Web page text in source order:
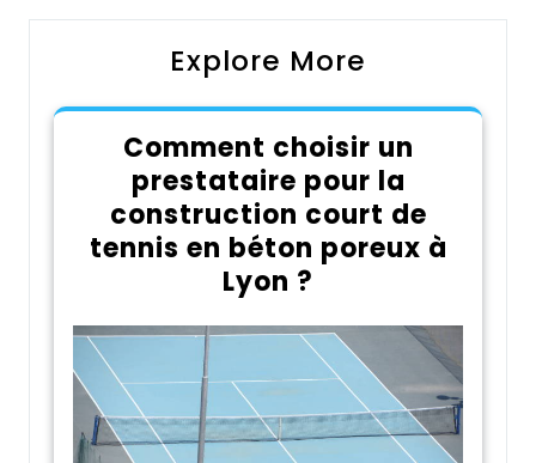
Explore More
Comment choisir un
prestataire pour la
construction court de
tennis en béton poreux à
Lyon ?